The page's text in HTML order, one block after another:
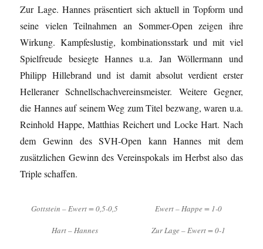
Zur Lage. Hannes präsentiert sich aktuell in Topform und
seine vielen Teilnahmen an Sommer-Open zeigen ihre
Wirkung. Kampfeslustig, kombinationsstark und mit viel
Spielfreude besiegte Hannes u.a. Jan Wöllermann und
Philipp Hillebrand und ist damit absolut verdient erster
Helleraner Schnellschachvereinsmeister. Weitere Gegner,
die Hannes auf seinem Weg zum Titel bezwang, waren u.a.
Reinhold Happe, Matthias Reichert und Locke Hart. Nach
dem Gewinn des SVH-Open kann Hannes mit dem
zusätzlichen Gewinn des Vereinspokals im Herbst also das
Triple schaffen.
Gottstein – Ewert = 0,5-0,5 Ewert – Happe = 1-0
Hart – Hannes Zur Lage – Ewert = 0-1